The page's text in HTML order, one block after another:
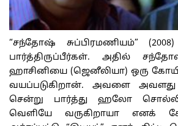
“சந்தோஷ் சுப்பிரமணியம்”
பார்த்திருப்பீர்கள். அதில்
ஹாசினியை (ஜெனீலியா) ஒரு
வயப்படுகிறான். அவளை அவளது
சென்று பார்த்து ஹலோ சொல்லி
வெளியே வருகிறாயா எனக்